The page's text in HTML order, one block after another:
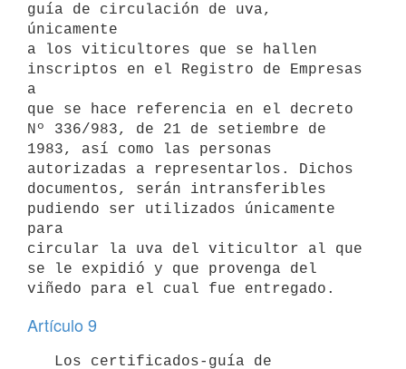
guía de circulación de uva,
únicamente
a los viticultores que se hallen
inscriptos en el Registro de Empresas
a
que se hace referencia en el decreto
Nº 336/983, de 21 de setiembre de
1983, así como las personas
autorizadas a representarlos. Dichos
documentos, serán intransferibles
pudiendo ser utilizados únicamente
para
circular la uva del viticultor al que
se le expidió y que provenga del
Artículo 9